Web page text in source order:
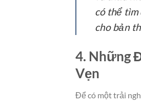
có thể tìm
cho bản
4. Những
Vẹn
Để có một trải